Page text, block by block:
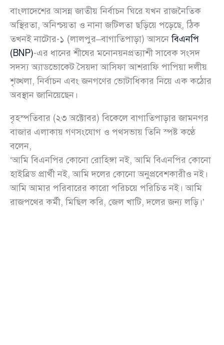
বাংলাদেশের আসন্ন জাতীয় নির্বাচন ঘিরে যখন রাজনৈতিক
অস্থিরতা, অনিশ্চয়তা ও নানা জটিলতা ছড়িয়ে পড়েছে, ঠিক
তখনই নাটোর-১ (লালপুর–বাগাতিপাড়া) আসনেবিএনপি
(BNP)-এর ধানের শীষের মনোনয়নপ্রত্যাশী সাবেক সংসদ
সদস্য অ্যাডভোকেট সৈয়দা আসিফা আশরাফি পাপিয়া দলীয়
শৃঙ্খলা, নির্বাচন এবং জনগণের ভোটাধিকার নিয়ে এক কঠোর
অবস্থান জানিয়েছেন।
বৃহস্পতিবার (২৩ অক্টোবর) বিকেলে বাগাতিপাড়ার জামনগর
বাজার এলাকায় গণসংযোগ ও পথসভায় তিনি স্পষ্ট কণ্ঠে
বলেন,
‘আমি বিএনপির কোনো রোহিঙ্গা নই, আমি বিএনপির কোনো
হাইব্রিড প্রার্থী নই, আমি দলের কোনো অনুপ্রবেশকারীও নই।
আমি আমার পরিবারের কারো পরিচয়ে পরিচিত নই। আমি
রাজপথের কর্মী, মিছিল করি, জেল খাটি, দলের জন্য লড়ি।’